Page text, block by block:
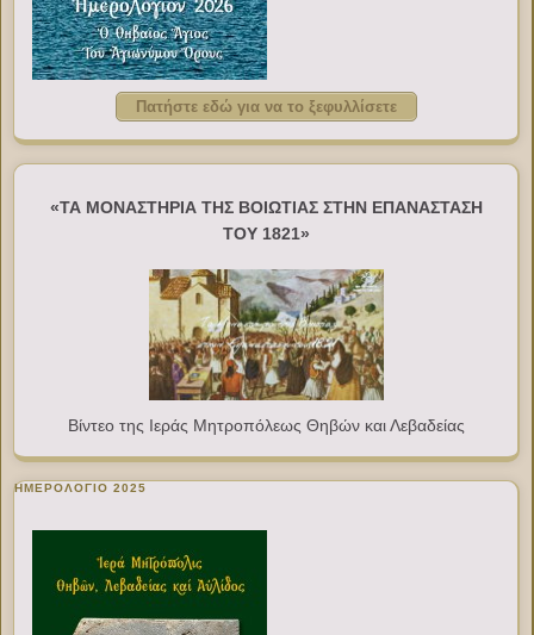
Πατήστε εδώ για να το ξεφυλλίσετε
«ΤΑ ΜΟΝΑΣΤΗΡΙΑ ΤΗΣ ΒΟΙΩΤΙΑΣ ΣΤΗΝ ΕΠΑΝΑΣΤΑΣΗ
ΤΟΥ 1821»
Βίντεο της Ιεράς Μητροπόλεως Θηβών και Λεβαδείας
ΗΜΕΡΟΛΟΓΙΟ 2025